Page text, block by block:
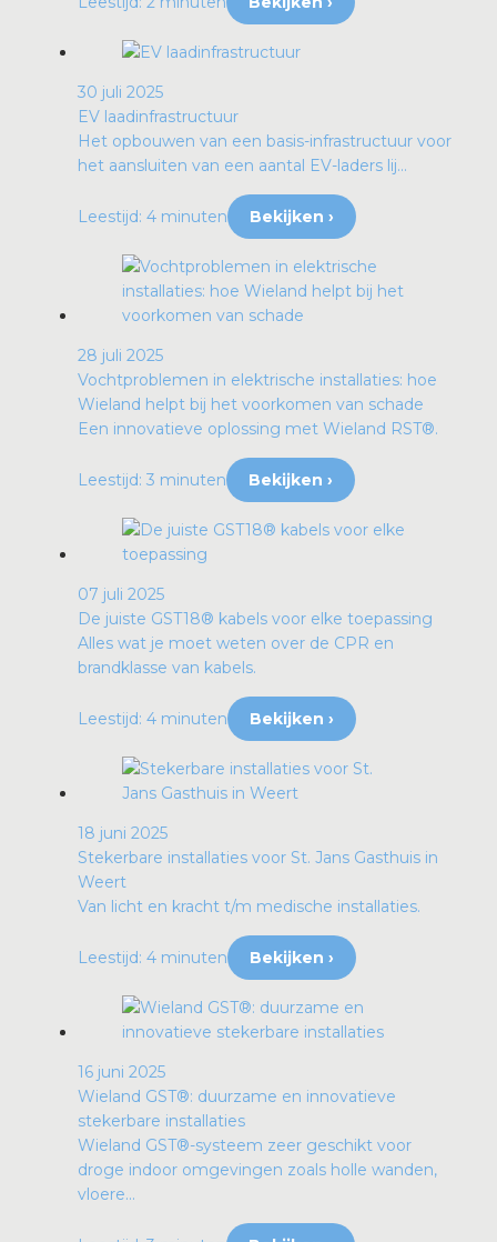
30 juli 2025
EV laadinfrastructuur
Het opbouwen van een basis-infrastructuur voor
het aansluiten van een aantal EV-laders lij...
Leestijd: 4 minuten Bekijken ›
28 juli 2025
Vochtproblemen in elektrische installaties: hoe
Wieland helpt bij het voorkomen van schade
Een innovatieve oplossing met Wieland RST®.
Leestijd: 3 minuten Bekijken ›
07 juli 2025
De juiste GST18® kabels voor elke toepassing
Alles wat je moet weten over de CPR en
brandklasse van kabels.
Leestijd: 4 minuten Bekijken ›
18 juni 2025
Stekerbare installaties voor St. Jans Gasthuis in
Weert
Van licht en kracht t/m medische installaties.
Leestijd: 4 minuten Bekijken ›
16 juni 2025
Wieland GST®: duurzame en innovatieve
stekerbare installaties
Wieland GST®-systeem zeer geschikt voor
droge indoor omgevingen zoals holle wanden,
vloere...